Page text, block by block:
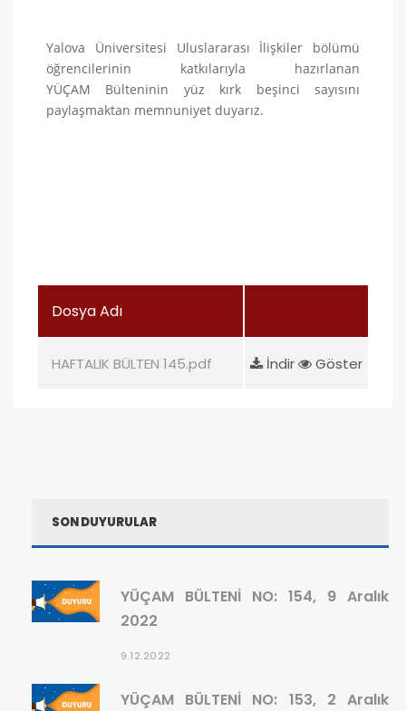
Yalova Üniversitesi Uluslararası İlişkiler bölümü
öğrencilerinin katkılarıyla hazırlanan
YÜÇAM Bülteninin yüz kırk beşinci sayısını
paylaşmaktan memnuniyet duyarız.
Dosya Adı
HAFTALIK BÜLTEN 145.pdf İndir Göster
SON DUYURULAR
YÜÇAM BÜLTENİ NO: 154, 9 Aralık
2022
9.12.2022
YÜÇAM BÜLTENİ NO: 153, 2 Aralık